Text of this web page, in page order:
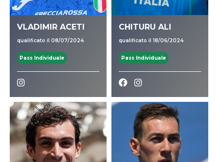
VLADIMIR ACETI
qualificato il 08/07/2024
Pass Individuale
CHITURU ALI
qualificato il 18/06/2024
Pass Individuale